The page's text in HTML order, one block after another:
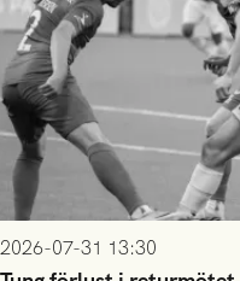
2026-07-31 13:30